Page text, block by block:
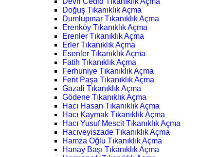
Doğuş Tıkanıklık Açma
Dumlupınar Tıkanıklık Açma
Erenköy Tıkanıklık Açma
Erenler Tıkanıklık Açma
Erler Tıkanıklık Açma
Esenler Tıkanıklık Açma
Fatih Tıkanıklık Açma
Ferhuniye Tıkanıklık Açma
Ferit Paşa Tıkanıklık Açma
Gazali Tıkanıklık Açma
Gödene Tıkanıklık Açma
Hacı Hasan Tıkanıklık Açma
Hacı Kaymak Tıkanıklık Açma
Hacı Yusuf Mescit Tıkanıklık Açma
Hacıveyiszade Tıkanıklık Açma
Hamza Oğlu Tıkanıklık Açma
Hanay Başı Tıkanıklık Açma